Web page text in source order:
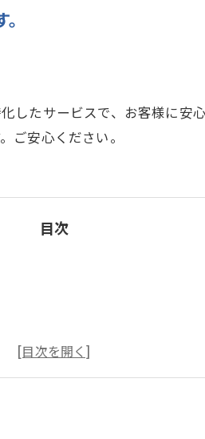
したサービスで、お客様に安
ご安心ください。
目次